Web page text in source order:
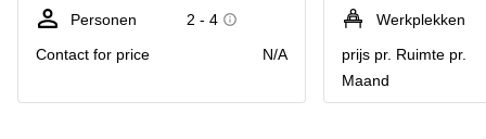
Personen
2 - 4
Contact for price
N/A
Werkplekken
prijs pr. Ruimte pr.
Maand